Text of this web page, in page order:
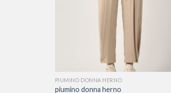
PIUMINO DONNA HERNO
piumino donna herno